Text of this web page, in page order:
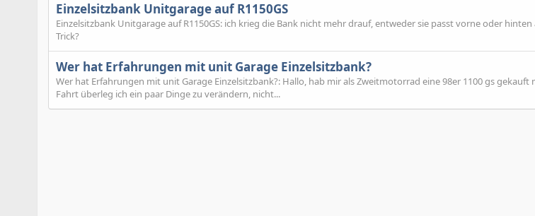
Einzelsitzbank Unitgarage auf R1150GS
Einzelsitzbank Unitgarage auf R1150GS: ich krieg die Bank nicht mehr drauf, entweder sie passt vorne oder
Trick?
Wer hat Erfahrungen mit unit Garage Einzelsitzbank?
Wer hat Erfahrungen mit unit Garage Einzelsitzbank?: Hallo, hab mir als Zweitmotorrad eine 98er 1100 gs
Fahrt überleg ich ein paar Dinge zu verändern, nicht...